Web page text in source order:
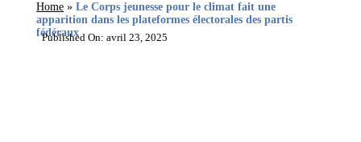
Home »Le Corps jeunesse pour le climat fait une
apparition dans les plateformes électorales des partis
fédéraux
Published On: avril 23, 2025